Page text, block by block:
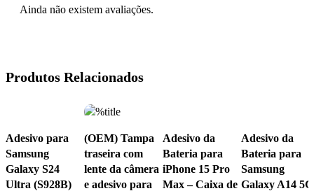
Ainda não existem avaliações.
Produtos Relacionados
Adesivo para
Samsung
Galaxy S24
Ultra (S928B)
(OEM) Tampa
traseira com
lente da câmera
e adesivo para
Adesivo da
Bateria para
iPhone 15 Pro
Max – Caixa de
Adesivo da
Bateria para
Samsung
Galaxy A14 5G